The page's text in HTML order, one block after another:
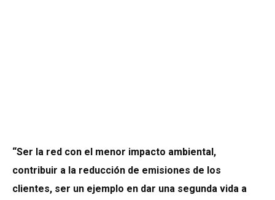
“Ser la red con el menor impacto ambiental,
contribuir a la reducción de emisiones de los
clientes, ser un ejemplo en dar una segunda vida a